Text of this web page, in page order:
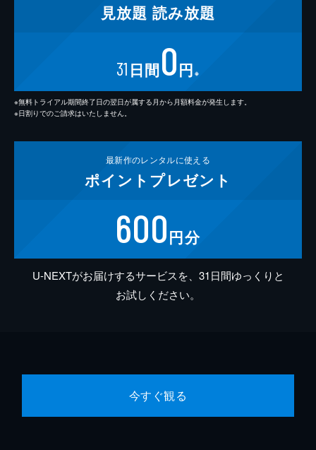
見放題 読み放題
31 日間0円 ※
※無料トライアル期間終了日の翌日が属する月から月額料金が発生します。
※日割りでのご請求はいたしません。
最新作のレンタルに使える
ポイント プレゼント
600円分
U-NEXTがお届けするサービスを、31日間ゆっくりと
お試しください。
今すぐ観る